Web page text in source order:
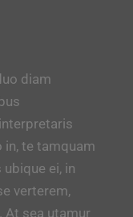
diam
in, te tamquam
ei, in
verterem,
At sea utamur